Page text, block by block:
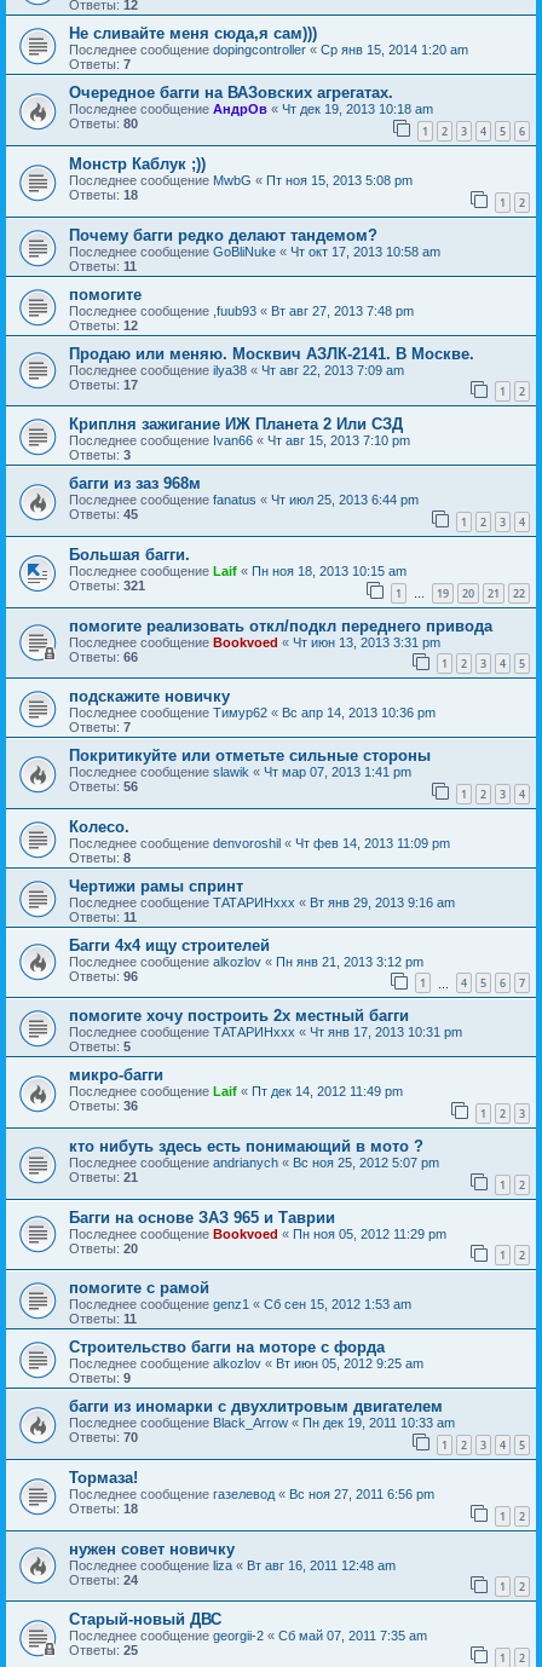
Ответы: 12
Не сливайте меня сюда,я сам)))
Последнее сообщение dopingcontroller « Ср янв 15, 2014 1:20 am
Ответы: 7
Очередное багги на ВАЗовских агрегатах.
Последнее сообщение АндрОв « Чт дек 19, 2013 10:18 am
Ответы: 80 1 2 3 4 5 6
Монстр Каблук ;))
Последнее сообщение MwbG « Пт ноя 15, 2013 5:08 pm
Ответы: 18 1 2
Почему багги редко делают тандемом?
Последнее сообщение GoBliNuke « Чт окт 17, 2013 10:58 am
Ответы: 11
помогите
Последнее сообщение ,fuub93 « Вт авг 27, 2013 7:48 pm
Ответы: 12
Продаю или меняю. Москвич АЗЛК-2141. В Москве.
Последнее сообщение ilya38 « Чт авг 22, 2013 7:09 am
Ответы: 17 1 2
Криплня зажигание ИЖ Планета 2 Или СЗД
Последнее сообщение Ivan66 « Чт авг 15, 2013 7:10 pm
Ответы: 3
багги из заз 968м
Последнее сообщение fanatus « Чт июл 25, 2013 6:44 pm
Ответы: 45 1 2 3 4
Большая багги.
Последнее сообщение Laif « Пн ноя 18, 2013 10:15 am
Ответы: 321 1 … 19 20 21 22
помогите реализовать откл/подкл переднего привода
Последнее сообщение Bookvoed « Чт июн 13, 2013 3:31 pm
Ответы: 66 1 2 3 4 5
подскажите новичку
Последнее сообщение Тимур62 « Вс апр 14, 2013 10:36 pm
Ответы: 7
Покритикуйте или отметьте сильные стороны
Последнее сообщение slawik « Чт мар 07, 2013 1:41 pm
Ответы: 56 1 2 3 4
Колесо.
Последнее сообщение denvoroshil « Чт фев 14, 2013 11:09 pm
Ответы: 8
Чертижи рамы спринт
Последнее сообщение ТАТАРИНххх « Вт янв 29, 2013 9:16 am
Ответы: 11
Багги 4х4 ищу строителей
Последнее сообщение alkozlov « Пн янв 21, 2013 3:12 pm
Ответы: 96 1 4 5 6 7
помогите хочу построить 2х местный багги
Последнее сообщение ТАТАРИНххх « Чт янв 17, 2013 10:31 pm
Ответы: 5
микро-багги
Последнее сообщение Laif « Пт дек 14, 2012 11:49 pm
Ответы: 36 1 2 3
кто нибуть здесь есть понимающий в мото ?
Последнее сообщение andrianych « Вс ноя 25, 2012 5:07 pm
Ответы: 21 1 2
Багги на основе ЗАЗ 965 и Таврии
Последнее сообщение Bookvoed « Пн ноя 05, 2012 11:29 pm
Ответы: 20 1 2
помогите с рамой
Последнее сообщение genz1 « Сб сен 15, 2012 1:53 am
Ответы: 11
Строительство багги на моторе с форда
Последнее сообщение alkozlov « Вт июн 05, 2012 9:25 am
Ответы: 9
багги из иномарки с двухлитровым двигателем
Последнее сообщение Black_Arrow « Пн дек 19, 2011 10:33 am
Ответы: 70 1 2 3 4 5
Тормаза!
Последнее сообщение газелевод « Вс ноя 27, 2011 6:56 pm
Ответы: 18 1 2
нужен совет новичку
Последнее сообщение liza « Вт авг 16, 2011 12:48 am
Ответы: 24 1 2
Старый-новый ДВС
Последнее сообщение georgii-2 « Сб май 07, 2011 7:35 am
Ответы: 25 1 2